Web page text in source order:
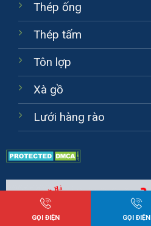
Thép ống
Thép tấm
Tôn lợp
Xà gồ
Lưới hàng rào
GỌI ĐIỆN GỌI ĐIỆN